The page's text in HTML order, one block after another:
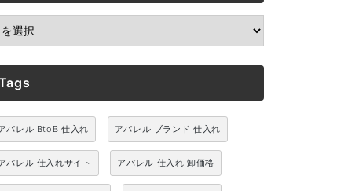
パレル BtoB 仕入れ アパレル ブランド 仕入れ
パレル 仕入れサイト アパレル 仕入れ 卸価格